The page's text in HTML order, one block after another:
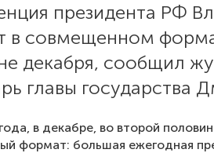
президента РФ
в совмещенном
декабря, сообщил
главы государства
в декабре, во второй
формат: большая ежегодная